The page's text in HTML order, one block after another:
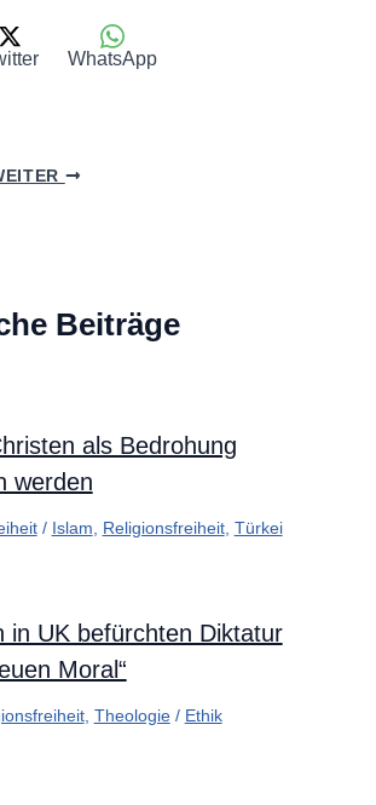
WhatsApp
Beiträge
als Bedrohung
werden
/ Islam Religionsfreiheit, Türkei
in UK befürchten Diktatur
Moral“
, Theologie/ Ethik